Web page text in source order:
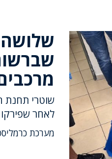
שוטרי תחנת
לאחר שפירקו
מערכת